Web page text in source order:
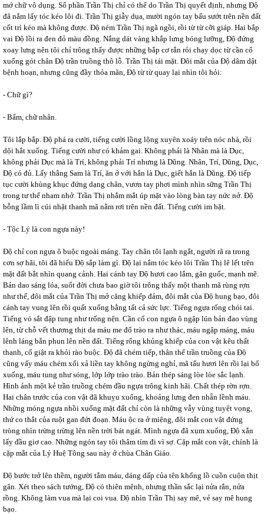
mớ chữ vô dụng. Số phần Trần Thị chỉ có thể do Trần Thị quyết định, nhưng Độ
đã nắm lấy tóc kéo lôi đi. Trần Thị giẫy dụa, mười ngón tay bấu sướt trên nền đất
cốt trì kéo mà không được. Độ ném Trần Thị ngã ngồi, rồi từ từ cỡi giáp. Hai bắp
vai Độ lồi ra đen đỏ màu đồng. Nắng dát vàng khắp lưng bóng lưỡng, Độ đứng
xoay lưng nên tôi chỉ trông thấy được những bắp cơ rắn rỏi chạy dọc từ cần cổ
xuống gót chân Độ trần truồng thô lỗ. Trần Thị tái mặt. Đôi mắt của Độ dâm dật
bệnh hoạn, nhưng cũng đầy thỏa mãn, Độ từ từ quay lại nhìn tôi hỏi:
- Chữ gì?
- Bẩm, chữ nhân.
Tôi lắp bắp. Độ phá ra cười, tiếng cười lồng lộng xuyên xoáy trên nóc nhà, rồi
dội hắt xuống. Tiếng cười như có khảm gai. Không phải là Nhân mà là Dục,
không phải Dục mà là Trí, không phải Trí nhưng là Dũng. Nhân, Trí, Dũng, Dục,
Độ có đủ. Lấy thằng Sam là Trí, ăn ở với hắn là Dục, giết hắn là Dũng. Độ tiếp
tục cười khùng khục đứng dạng chân, vươn tay phơi mình nhìn sững Trần Thị
trong tư thế nham nhở. Trần Thị nhắm mắt úp mặt vào lòng bàn tay nức nở. Độ
bỗng lầm lì cúi nhặt thanh mã nằm rơi trên nền đất. Tiếng cười im bặt.
- Tộc Lý là con ngựa này!
Độ chỉ con ngựa ô buộc ngoài máng. Tay chân tôi lạnh ngắt, người rã ra trong
cơn sợ hãi, tôi đã hiểu Độ sắp làm gì. Độ lại nắm tóc kéo lôi Trần Thị lê lết trên
mặt đất bắt nhìn quang cảnh. Hai cánh tay Độ hươi cao lắm, gân guốc, mạnh mẽ.
Bản dao sáng lóa, suốt đời chưa bao giờ tôi trông thấy một thanh mã rùng rợn
như thế, đôi mắt của Trần Thị mở căng khiếp đảm, đôi mắt của Độ hung bạo, đôi
cánh tay vung lên rồi quất xuống bằng tất cả sức lực. Tiếng ngựa rống chói tai.
Tiếng vó sắt đập tung như trống nện. Cần cổ con ngựa ô ngập lún bản đao vùng
lên, từ chỗ vết thương thịt da máu me đổ trào ra như thác, máu ngập máng, máu
lênh láng bắn phun lên nền đất. Tiếng rống khủng khiếp của con vật kêu thất
thanh, cố giật ra khỏi rào buộc. Độ đã chém tiếp, thân thể trần truồng của Độ
cũng vấy máu chém xối xả liền tay không ngừng nghỉ, mã tấu hươi lên rồi lại bổ
xuống, máu tung như sóng, lớp lớp trào trào. Bản thép sáng lòe lòe sắc lạnh.
Hình ảnh một kẻ trần truồng chém đầu ngựa trông kinh hãi. Chất thép rờn rợn.
Hai chân trước của con vật đã khuỵu xuống, khoảng lưng đen nhẵn lềnh máu.
Những móng ngựa nhồi xuống mặt đất chỉ còn là những vẫy vùng tuyệt vọng,
thứ co thắt của ruột gan đứt đoạn. Máu ộc ra ở miệng, đôi mắt con vật đứng
tròng nhìn trừng trừng lên nền trời bát ngát. Mình ngựa đã xụm xuống, Độ xắn
lấy đầu giơ cao. Những ngón tay tôi thâm tím đi vì sợ. Cặp mắt con vật, chính là
cặp mắt của Lý Huệ Tông sau này ở chùa Chân Giáo.
Độ bước trở lên thềm, người tắm máu, dáng dấp của tên khổng lồ cuồn cuộn thịt
gân. Xét theo sách tướng, Độ có thiên mệnh, nhưng thần sắc lại nửa rắn, nửa
rồng. Không làm vua mà lại coi vua. Độ nhìn Trần Thị say mê, vẻ say mê hung
bạo.